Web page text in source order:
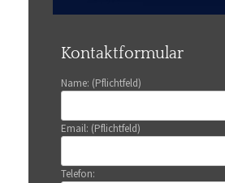
Kontaktformular
Name: (Pflichtfeld)
Email: (Pflichtfeld)
Telefon: